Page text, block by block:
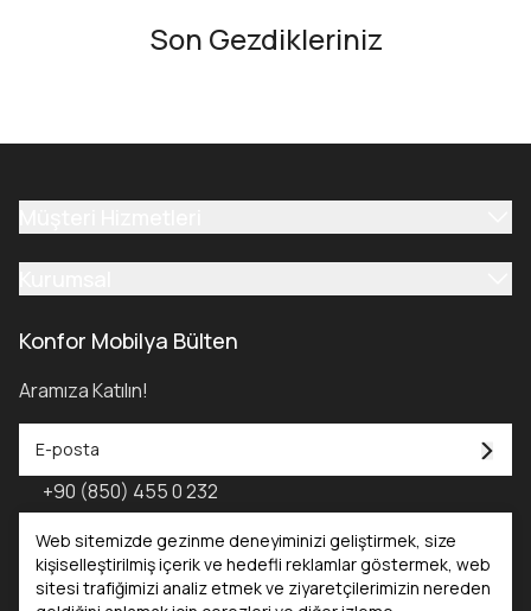
Web sitemizde gezinme deneyiminizi geliştirmek, size
kişiselleştirilmiş içerik ve hedefli reklamlar göstermek, web
sitesi trafiğimizi analiz etmek ve ziyaretçilerimizin nereden
Son Gezdikleriniz
Kataloglar
Konfor Mobilya Bülten
Aramıza Katılın!
+90 (850) 455 0 232
Konfor Mobilya Kataloğu - 2025